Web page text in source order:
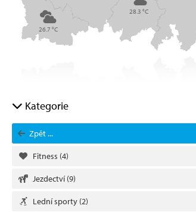
26.7 °C
28.3 °C
Kategorie
Zpět ...
Fitness (4)
Jezdectví(9)
Lední sporty (2)